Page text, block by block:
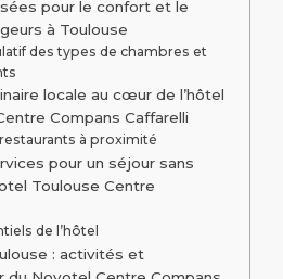
pour le confort et le
à Toulouse
des types de chambres et
locale au cœur de l’hôtel
Compans Caffarelli
à proximité
pour un séjour sans
Toulouse Centre
de l’hôtel
: activités et